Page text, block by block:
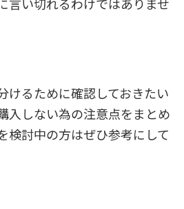
けるために確認しておきたい
入しない為の注意点をまとめ
検討中の方はぜひ参考にして